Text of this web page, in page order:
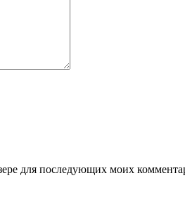
для последующих моих